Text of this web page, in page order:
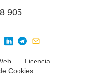
905
I Licencia
Cookies